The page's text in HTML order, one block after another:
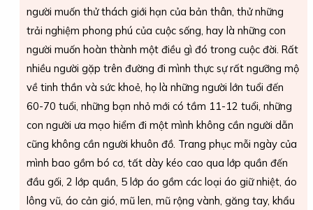
người muốn thử thách giới hạn của bản thân, thử những
trải nghiệm phong phú của cuộc sống, hay là những con
người muốn hoàn thành một điều gì đó trong cuộc đời. Rất
nhiều người gặp trên đường đi mình thực sự rất ngưỡng mộ
về tinh thần và sức khoẻ, họ là những người lớn tuổi đến
60-70 tuổi, những bạn nhỏ mới có tầm 11-12 tuổi, những
con người ưa mạo hiểm đi một mình không cần người dẫn
cũng không cần người khuôn đồ. Trang phục mỗi ngày của
mình bao gồm bó cơ, tất dày kéo cao qua lớp quần đến
đầu gối, 2 lớp quần, 5 lớp áo gồm các loại áo giữ nhiệt, áo
lông vũ, áo cản gió, mũ len, mũ rộng vành, găng tay, khẩu